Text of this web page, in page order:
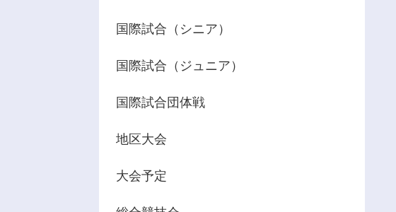
国際試合（シニア）
国際試合（ジュニア）
国際試合団体戦
地区大会
大会予定